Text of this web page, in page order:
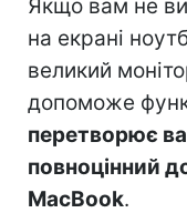
Якщо вам не
на екрані
великий
допоможе
перетворює
повноцінний
MacBook.